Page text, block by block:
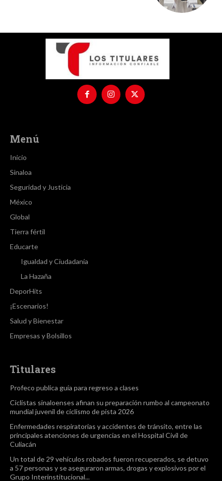
Menú
Inicio
Sinaloa
Seguridad y Justicia
México
Global
Tierra fértil
Educarte
Igualdad y Ciudadanía
La Hazaña
DeporHits
¡Escenarios!
Salud y Bienestar
Empresas y Bolsillos
Titulares
Profeco publica guía para regreso a clases
Ciclistas sinaloenses afinan su preparación rumbo al campeonato
mundial juvenil de ciclismo de pista 2026
Enfermedades respiratorias y accidentes de tránsito, entre las
principales atenciones de urgencias en el Hospital Civil de
Culiacán
Un total de 29 vehículos robados fueron recuperados, se detuvo
a 57 personas y se aseguraron armas, drogas y explosivos por el
Grupo Interinstitucional...